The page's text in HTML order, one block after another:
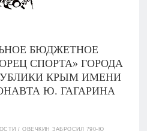
БЮДЖЕТНОЕ
СПОРТА» ГОРОДА
КРЫМ ИМЕНИ
Ю. ГАГАРИНА
/ОВЕЧКИН ЗАБРОСИЛ 790-Ю